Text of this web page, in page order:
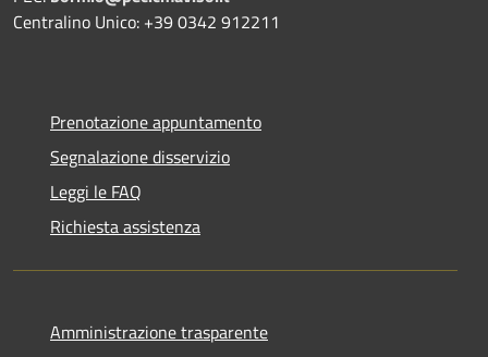
Centralino Unico: +39 0342 912211
Prenotazione appuntamento
Segnalazione disservizio
Leggi le FAQ
Richiesta assistenza
Amministrazione trasparente